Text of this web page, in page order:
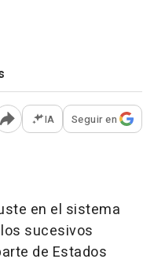
Abrir opciones para
IA Seguir en
en el sistema
sucesivos
de Estados